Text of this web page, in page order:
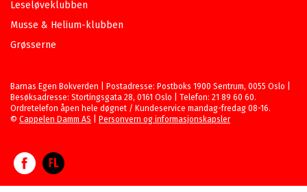
Leseløveklubben
Musse & Helium-klubben
Grøsserne
Barnas Egen Bokverden | Postadresse: Postboks 1900 Sentrum, 0055 Oslo |
Besøksadresse: Stortingsgata 28, 0161 Oslo | Telefon: 21 89 60 60.
Ordretelefon åpen hele døgnet / Kundeservice mandag-fredag 08-16.
© Cappelen Damm AS Personvern og informasjonskapsler
Facebook